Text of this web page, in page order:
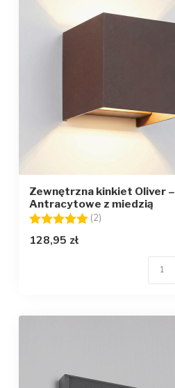
Zewnętrzna kinkiet Oliver –
Antracytowe z miedzią
Ocena:
(2)
128,95 zł